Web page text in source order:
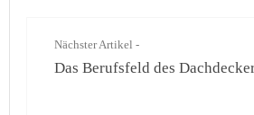
Nächster Artikel -
Das Berufsfeld des